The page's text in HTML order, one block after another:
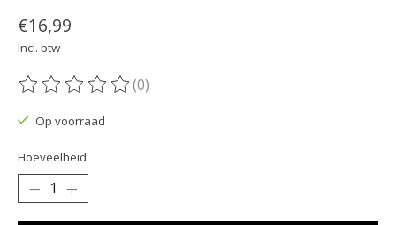
€16,99
Incl. btw
De beoordeling van dit product is
(0)
Op voorraad
Hoeveelheid: